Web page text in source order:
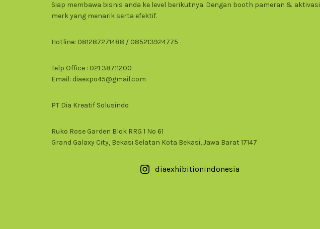
Siap membawa bisnis anda ke level berikutnya. Dengan booth pameran & aktivasi
merk yang menarik serta efektif.
Hotline: 081287271488 / 085213924775
Telp Office : 021 38711200
Email: diaexpo45@gmail.com
PT Dia Kreatif Solusindo
Ruko Rose Garden Blok RRG 1 No 61
Grand Galaxy City, Bekasi Selatan Kota Bekasi, Jawa Barat 17147
diaexhibitionindonesia